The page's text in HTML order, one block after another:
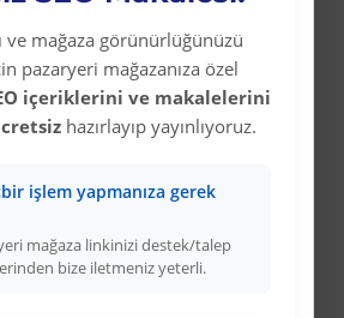
ve mağaza görünürlüğünüzü
pazaryeri mağazanıza özel
içeriklerini ve makalelerini
hazırlayıp yayınlıyoruz.
işlem yapmanıza gerek
mağaza linkinizi destek/talep
bize iletmeniz yeterli.
üzerinde
şekiller dijital
tekniği ile